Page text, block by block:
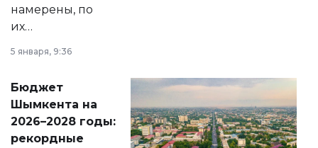
намерены, по
их
принести
народу
Венесуэлы.
5 января, 9:36
Бюджет
Шымкента на
2026–2028 годы:
рекордные